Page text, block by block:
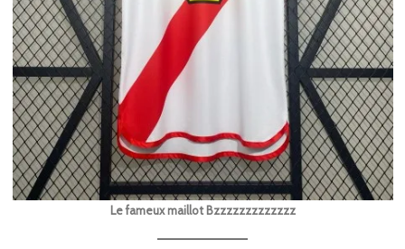
Le fameux maillot Bzzzzzzzzzzzzz